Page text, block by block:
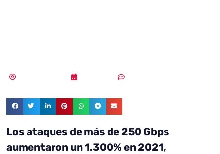
Los ataques de más de 250 Gbps
aumentaron un 1.300% en 2021,